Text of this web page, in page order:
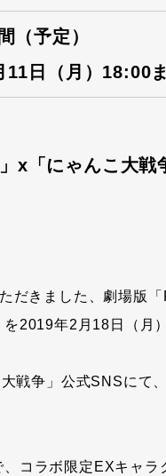
（予定）
11日（月）18:00
「にゃんこ大戦
だきました、劇場版
2019年2月18日（月
戦争」公式SNSにて
コラボ限定EXキャラ